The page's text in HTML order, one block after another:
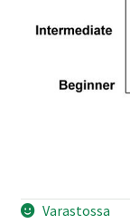
Varastossa